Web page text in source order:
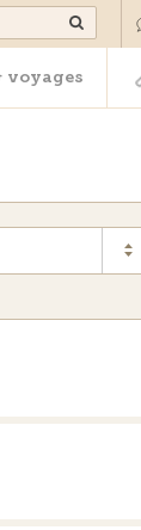
& voyages
voyages